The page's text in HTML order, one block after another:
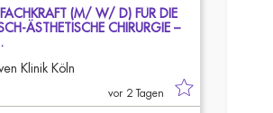
(M/ W/ D) FÜR DIE
ÄSTHETISCHE CHIRURGIE –
Klinik Köln
vor 2 Tagen